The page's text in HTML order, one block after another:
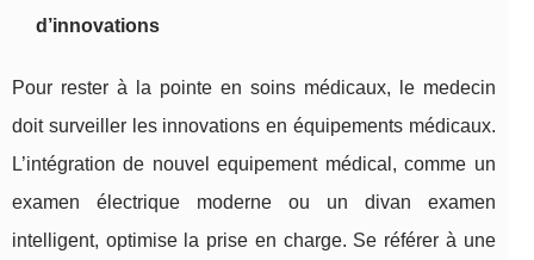
d’innovations
Pour rester à la pointe en soins médicaux, le medecin
doit surveiller les innovations en équipements médicaux.
L’intégration de nouvel equipement médical, comme un
examen électrique moderne ou un divan examen
intelligent, optimise la prise en charge. Se référer à une